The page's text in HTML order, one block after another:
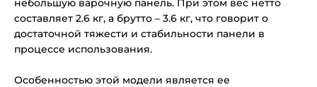
небольшую варочную панель. При этом вес нетто
составляет 2.6 кг, а брутто – 3.6 кг, что говорит о
достаточной тяжести и стабильности панели в
процессе использования.
Особенностью этой модели является ее